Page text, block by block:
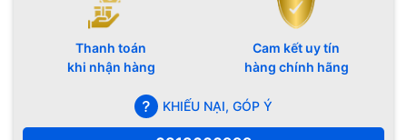
Thanh toán
khi nhận hàng
Cam kết uy tín
hàng chính hãng
KHIẾU NẠI, GÓP Ý